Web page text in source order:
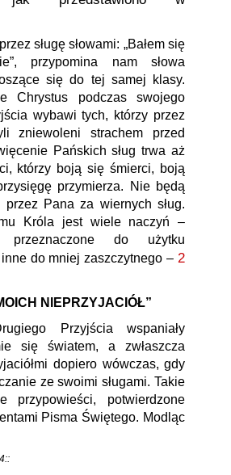
sługę słowami: „Bałem się
przypomina nam słowa
się do tej samej klasy.
Chrystus podczas swojego
wybawi tych, którzy przez
zniewoleni strachem przed
Pańskich sług trwa aż
którzy boją się śmierci, boją
przymierza. Nie będą
Pana za wiernych sług.
Króla jest wiele naczyń –
do użytku
do mniej zaszczytnego – 2
NIEPRZYJACIÓŁ”
Przyjścia wspaniały
się światem, a zwłaszcza
dopiero wówczas, gdy
ze swoimi sługami. Takie
przypowieści, potwierdzone
Pisma Świętego. Modląc